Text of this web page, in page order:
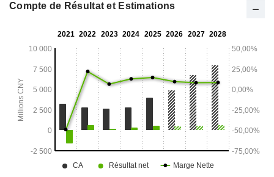
Compte de Résultat et Estimations